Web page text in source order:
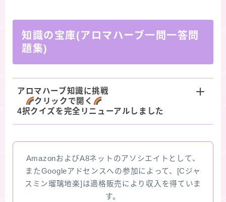
知識の宝庫(アロマハーブ一問一答問
題集)
アロマハーブ知識に挑戦
クリックで開く
4択クイズを完全リニューアルしました
AmazonおよびA8ネットのアソシエイトとして、
またGoogleアドセンスへの参加によって、[Cジャ
スミン瑠璃地楽]は適格販売により収入を得ていま
す。